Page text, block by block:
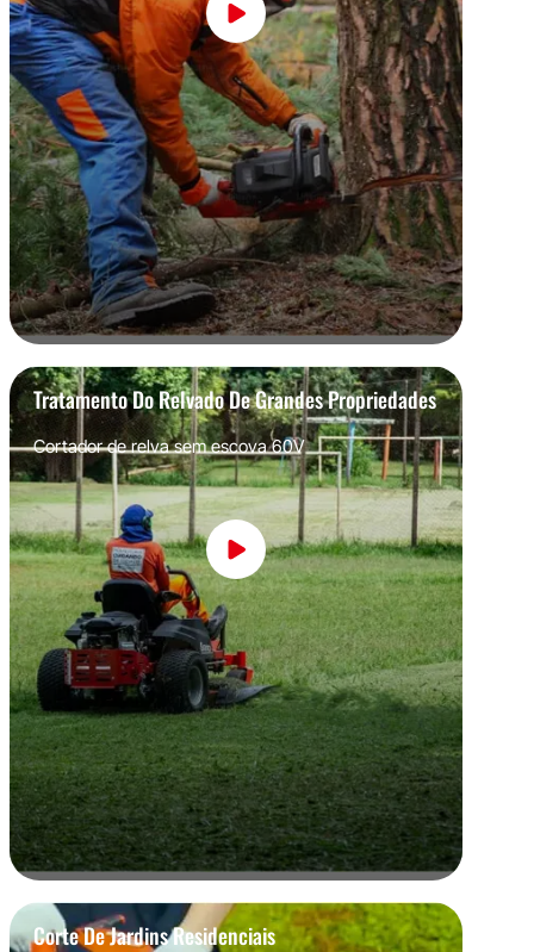
Tratamento Do Relvado De Grandes Propriedades
Cortador de relva sem escova 60V
Corte De Jardins Residenciais